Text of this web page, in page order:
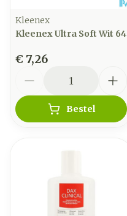
Kleenex
Kleenex Ultra Soft Wit 64
€ 7,26
Bestel